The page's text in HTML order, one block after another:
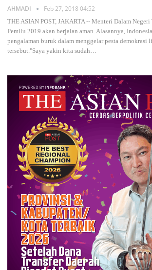
AHMADI Feb 27, 2018 04:52
THE ASIAN POST, JAKARTA -- Menteri Dalam
Pemilu 2019 akan berjalan aman. Alasannya,
pengalaman buruk dalam menggelar pesta demokrasi
tersebut."Saya yakin kita sudah…